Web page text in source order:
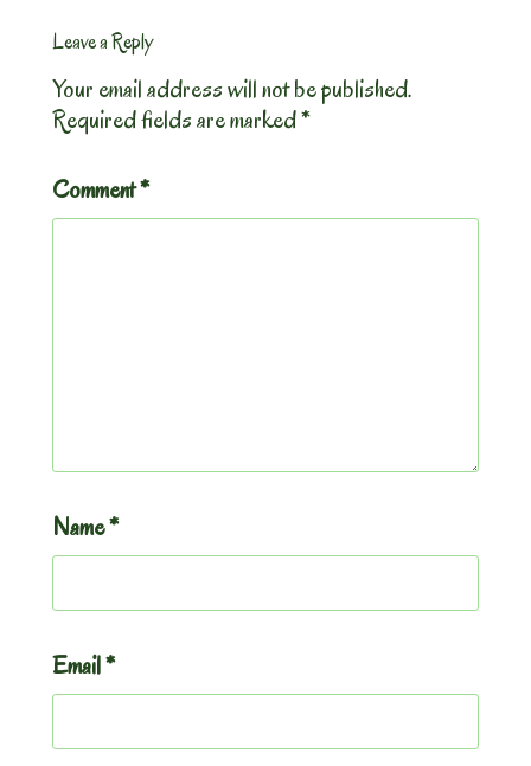
Leave a Reply
Your email address will not be published.
Required fields are marked*
Comment*
Name*
Email*